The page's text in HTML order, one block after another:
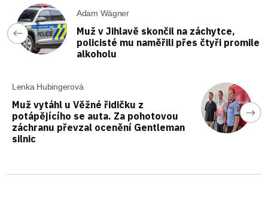
Adam Wágner
Muž v Jihlavě skončil na záchytce,
policisté mu naměřili přes čtyři promile
alkoholu
Lenka Hubingerová
Muž vytáhl u Věžné řidičku z
potápějícího se auta. Za pohotovou
záchranu převzal ocenění Gentleman
silnic